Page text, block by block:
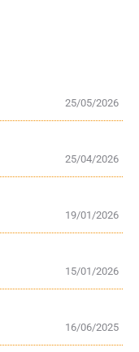
25/05/2026
25/04/2026
19/01/2026
15/01/2026
16/06/2025